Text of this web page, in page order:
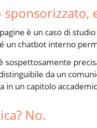
sponsorizzato,
è un caso di
un chatbot interno
sospettosamente
da un
in un capitolo
No.